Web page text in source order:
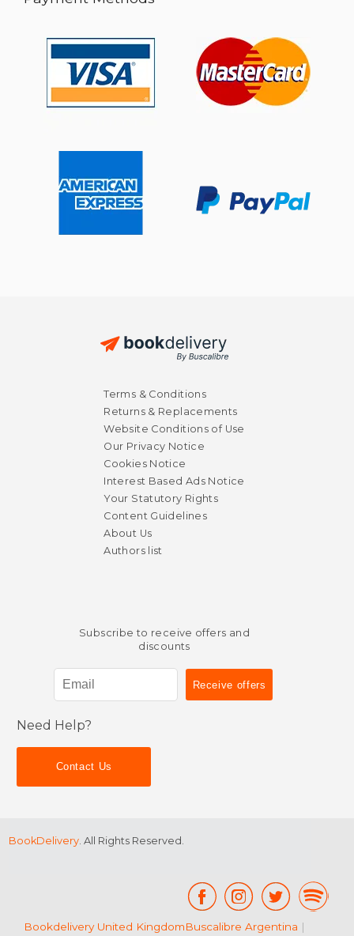
Terms & Conditions
Returns & Replacements
Website Conditions of Use
Our Privacy Notice
Cookies Notice
Interest Based Ads Notice
Your Statutory Rights
Content Guidelines
About Us
Authors list
Subscribe to receive offers and
discounts
Need Help?
Contact Us
BookDelivery . All Rights Reserved.
Bookdelivery United KingdomBuscalibre Argentina |